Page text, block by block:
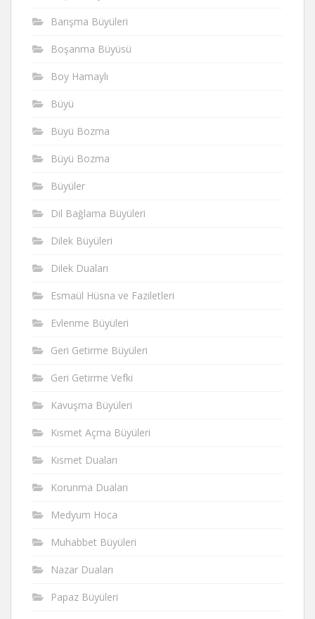
Barışma Büyüleri
Boşanma Büyüsü
Boy Hamaylı
Büyü
Büyü Bozma
Büyü Bozma
Büyüler
Dil Bağlama Büyüleri
Dilek Büyüleri
Dilek Duaları
Esmaül Hüsna ve Faziletleri
Evlenme Büyüleri
Geri Getirme Büyüleri
Geri Getirme Vefki
Kavuşma Büyüleri
Kısmet Açma Büyüleri
Kısmet Duaları
Korunma Duaları
Medyum Hoca
Muhabbet Büyüleri
Nazar Duaları
Papaz Büyüleri